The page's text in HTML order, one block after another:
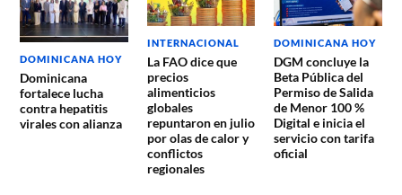
DOMINICANA HOY
Dominicana
fortalece lucha
contra hepatitis
virales con alianza
INTERNACIONAL
La FAO dice que
precios
alimenticios
globales
repuntaron en julio
por olas de calor y
conflictos
regionales
DOMINICANA HOY
DGM concluye la
Beta Pública del
Permiso de Salida
de Menor 100 %
Digital e inicia el
servicio con tarifa
oficial